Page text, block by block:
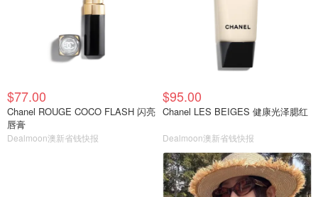
$77.00
Chanel ROUGE COCO FLASH 闪亮
唇膏
Dealmoon澳新省钱快报
$95.00
Chanel LES BEIGES 健康光泽腮红
Dealmoon澳新省钱快报